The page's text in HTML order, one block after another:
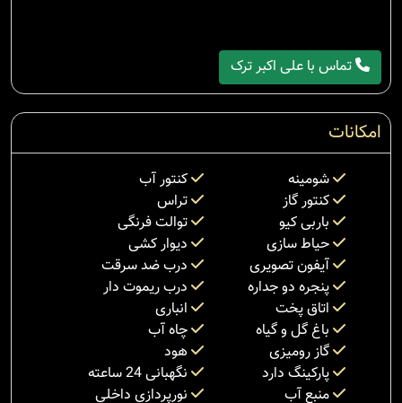
تماس با علی اکبر ترک
امکانات
شومینه
کنتور آب
کنتور گاز
تراس
باربی کیو
توالت فرنگی
حیاط سازی
دیوار کشی
آیفون تصویری
درب ضد سرقت
پنجره دو جداره
درب ریموت دار
اتاق پخت
انباری
باغ گل و گیاه
چاه آب
گاز رومیزی
هود
پارکینگ دارد
نگهبانی 24 ساعته
منبع آب
نورپردازی داخلی